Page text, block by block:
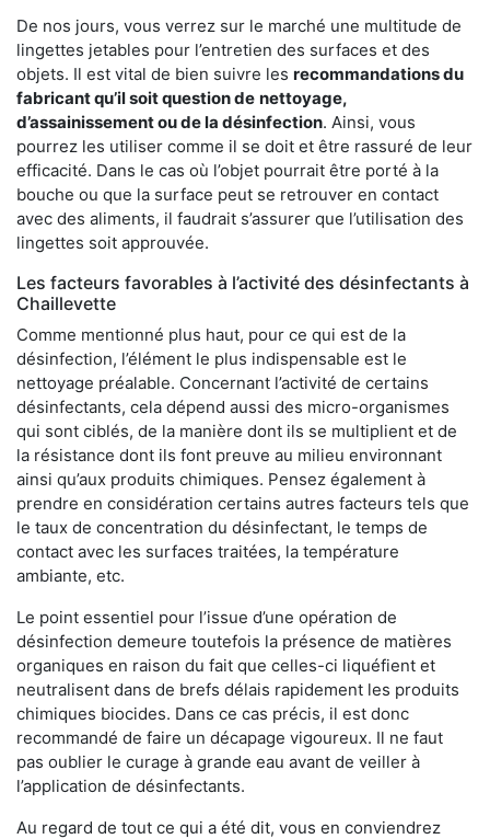
De nos jours, vous verrez sur le marché une multitude de
lingettes jetables pour l’entretien des surfaces et des
objets. Il est vital de bien suivre les recommandations du
fabricant qu’il soit question de nettoyage,
d’assainissement ou de la désinfection. Ainsi, vous
pourrez les utiliser comme il se doit et être rassuré de leur
efficacité. Dans le cas où l’objet pourrait être porté à la
bouche ou que la surface peut se retrouver en contact
avec des aliments, il faudrait s’assurer que l’utilisation des
lingettes soit approuvée.
Les facteurs favorables à l’activité des désinfectants à
Chaillevette
Comme mentionné plus haut, pour ce qui est de la
désinfection, l’élément le plus indispensable est le
nettoyage préalable. Concernant l’activité de certains
désinfectants, cela dépend aussi des micro-organismes
qui sont ciblés, de la manière dont ils se multiplient et de
la résistance dont ils font preuve au milieu environnant
ainsi qu’aux produits chimiques. Pensez également à
prendre en considération certains autres facteurs tels que
le taux de concentration du désinfectant, le temps de
contact avec les surfaces traitées, la température
ambiante, etc.
Le point essentiel pour l’issue d’une opération de
désinfection demeure toutefois la présence de matières
organiques en raison du fait que celles-ci liquéfient et
neutralisent dans de brefs délais rapidement les produits
chimiques biocides. Dans ce cas précis, il est donc
recommandé de faire un décapage vigoureux. Il ne faut
pas oublier le curage à grande eau avant de veiller à
l’application de désinfectants.
Au regard de tout ce qui a été dit, vous en conviendrez